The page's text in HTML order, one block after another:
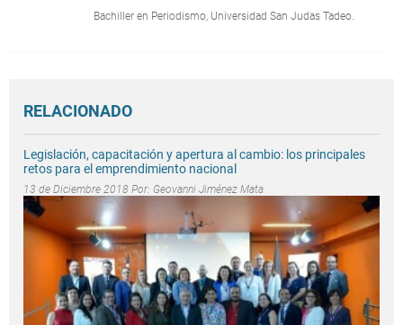
Bachiller en Periodismo, Universidad San Judas Tadeo.
RELACIONADO
Legislación, capacitación y apertura al cambio: los principales
retos para el emprendimiento nacional
13 de Diciembre 2018 Por: Geovanni Jiménez Mata